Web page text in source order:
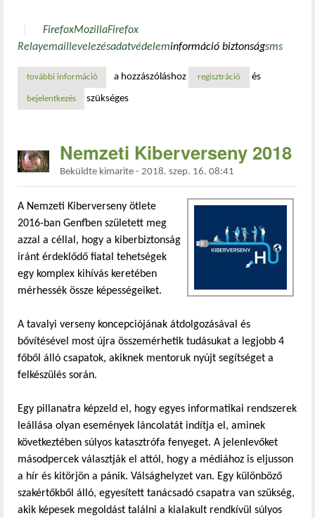
FirefoxMozillaFirefox
Relayemaillevelezésadatvédeleminformáció biztonságsms
további információvédje meg e-mail-címét és telefonszámát! tartalommal
a hozzászóláshoz regisztráció és
bejelentkezés szükséges
Nemzeti Kiberverseny 2018
Beküldte kimarite - 2018. szep. 16. 08:41
A Nemzeti Kiberverseny ötlete
2016-ban Genfben született meg
azzal a céllal, hogy a kiberbiztonság
iránt érdeklődő fiatal tehetségek
egy komplex kihívás keretében
mérhessék össze képességeiket.
A tavalyi verseny koncepciójának átdolgozásával és
bővítésével most újra összemérhetik tudásukat a legjobb 4
főből álló csapatok, akiknek mentoruk nyújt segítséget a
felkészülés során.
Egy pillanatra képzeld el, hogy egyes informatikai rendszerek
leállása olyan események láncolatát indítja el, aminek
következtében súlyos katasztrófa fenyeget. A jelenlevőket
másodpercek választják el attól, hogy a médiához is eljusson
a hír és kitörjön a pánik. Válsághelyzet van. Egy különböző
szakértőkből álló, egyesített tanácsadó csapatra van szükség,
akik képesek megoldást találni a kialakult rendkívül súlyos